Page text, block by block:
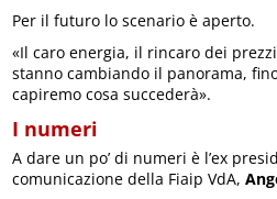
Per il futuro lo scenario è aperto.
«Il caro energia, il rincaro dei
stanno cambiando il panorama,
capiremo cosa succederà».
I numeri
A dare un po’ di numeri è l’ex
comunicazione della Fiaip VdA,